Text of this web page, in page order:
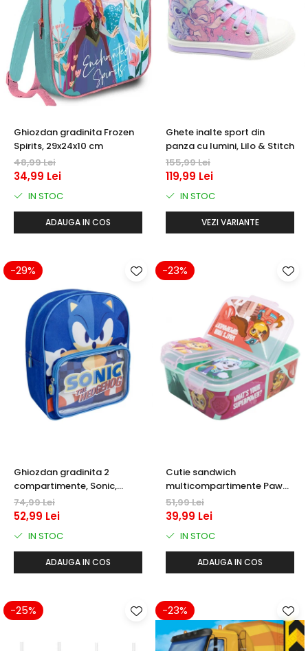
Ghiozdan gradinita Frozen
Spirits, 29x24x10 cm
48,99 Lei
34,99 Lei
IN STOC
ADAUGA IN COS
Ghete inalte sport din
panza cu lumini, Lilo & Stitch
155,99 Lei
119,99 Lei
IN STOC
VEZI VARIANTE
-29%
Ghiozdan gradinita 2
compartimente, Sonic,
30x25x12 cm
74,99 Lei
52,99 Lei
IN STOC
ADAUGA IN COS
-23%
Cutie sandwich
multicompartimente Paw
Patrol Superpowers
51,99 Lei
39,99 Lei
IN STOC
ADAUGA IN COS
-25% -23%